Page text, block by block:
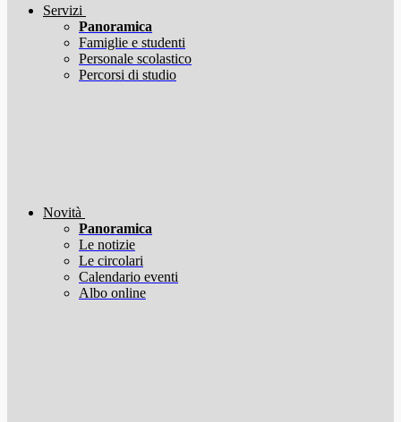
Servizi
Panoramica
Famiglie e studenti
Personale scolastico
Percorsi di studio
Novità
Panoramica
Le notizie
Le circolari
Calendario eventi
Albo online